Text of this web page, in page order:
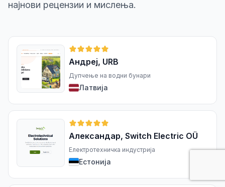
најнови рецензии и мислења.
Андреј, URB
Дупчење на водни бунари
Латвија
Александар, Switch Electric OÜ
Електротехничка индустрија
Естонија